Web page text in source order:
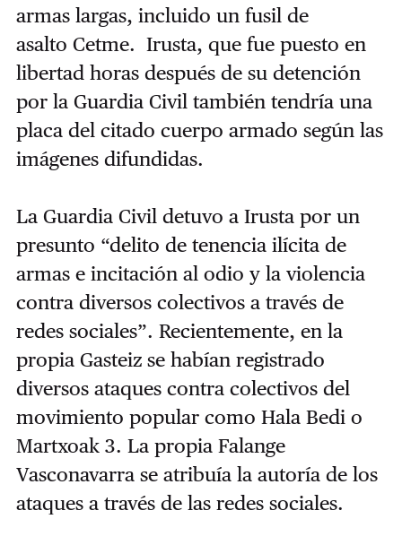
armas largas, incluido un fusil de
asalto Cetme. Irusta, que fue puesto en
libertad horas después de su detención
por la Guardia Civil también tendría una
placa del citado cuerpo armado según las
imágenes difundidas.
La Guardia Civil detuvo a Irusta por un
presunto “delito de tenencia ilícita de
armas e incitación al odio y la violencia
contra diversos colectivos a través de
redes sociales”. Recientemente, en la
propia Gasteiz se habían registrado
diversos ataques contra colectivos del
movimiento popular como Hala Bedi o
Martxoak 3. La propia Falange
Vasconavarra se atribuía la autoría de los
ataques a través de las redes sociales.